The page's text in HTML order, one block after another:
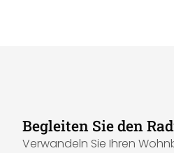
Begleiten Sie den
Verwandeln Sie Ihren